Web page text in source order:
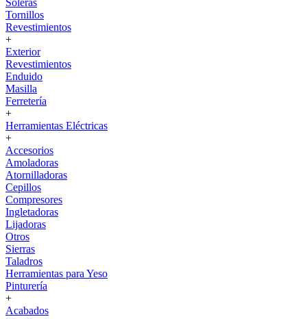
Soleras
Tornillos
Revestimientos
+
Exterior
Revestimientos
Enduido
Masilla
Ferretería
+
Herramientas Eléctricas
+
Accesorios
Amoladoras
Atornilladoras
Cepillos
Compresores
Ingletadoras
Lijadoras
Otros
Sierras
Taladros
Herramientas para Yeso
Pinturería
+
Acabados